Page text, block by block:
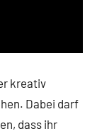
kreativ
Dabei darf
dass ihr